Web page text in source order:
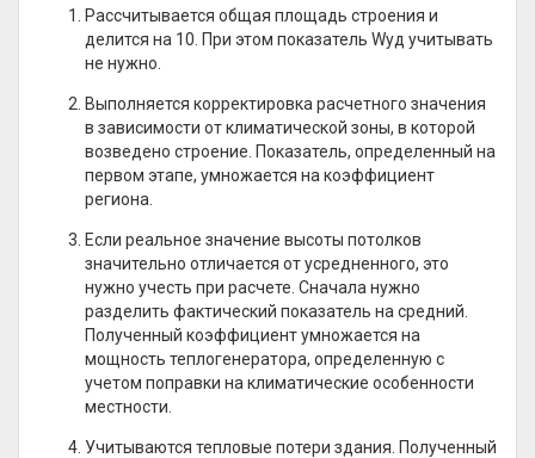
Рассчитывается общая площадь строения и
делится на 10. При этом показатель Wуд учитывать
не нужно.
Выполняется корректировка расчетного значения
в зависимости от климатической зоны, в которой
возведено строение. Показатель, определенный на
первом этапе, умножается на коэффициент
региона.
Если реальное значение высоты потолков
значительно отличается от усредненного, это
нужно учесть при расчете. Сначала нужно
разделить фактический показатель на средний.
Полученный коэффициент умножается на
мощность теплогенератора, определенную с
учетом поправки на климатические особенности
местности.
Учитываются тепловые потери здания. Полученный